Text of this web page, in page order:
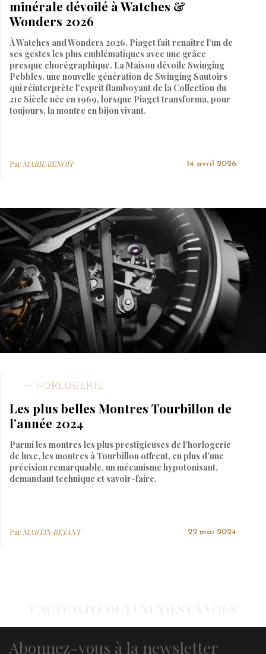
minérale dévoilé à Watches &
Wonders 2026
À Watches and Wonders 2026, Piaget fait renaître l’un de
ses gestes les plus emblématiques avec une grâce
presque chorégraphique. La Maison dévoile Swinging
Pebbles, une nouvelle génération de Swinging Sautoirs
qui réinterprète l’esprit flamboyant de la Collection du
21e Siècle née en 1969, lorsque Piaget transforma, pour
toujours, la montre en bijou vivant.
ParMARIE BENOIT 14 avril 2026
HORLOGERIE
Les plus belles Montres Tourbillon de
l’année 2024
Parmi les montres les plus prestigieuses de l’horlogerie
de luxe, les montres à Tourbillon offrent, en plus d’une
précision remarquable, un mécanisme hypotonisant,
demandant technique et savoir-faire.
Par MARTIN BETANT 22 mai 2024
Abonnez-vous à la newsletter